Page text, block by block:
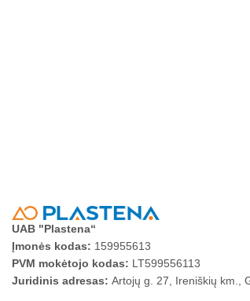
UAB "Plastena“
Įmonės kodas: 159955613
PVM mokėtojo kodas: LT599556113
Juridinis adresas: Artojų g. 27, Ireniškių km.,